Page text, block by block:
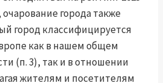
города также
город классифицируется
как в нашем общем
(п. 3), так и в отношении
жителям и посетителям